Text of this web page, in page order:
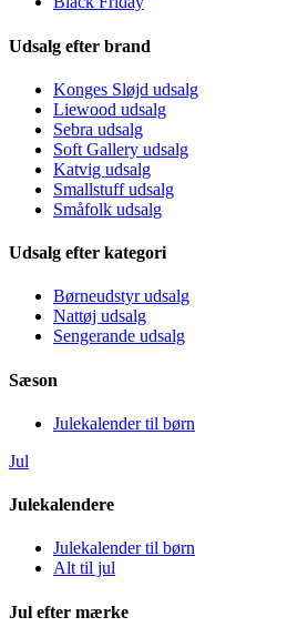
Udsalg efter brand
Konges Sløjd udsalg
Liewood udsalg
Sebra udsalg
Soft Gallery udsalg
Katvig udsalg
Smallstuff udsalg
Småfolk udsalg
Udsalg efter kategori
Børneudstyr udsalg
Nattøj udsalg
Sengerande udsalg
Sæson
Julekalender til børn
Jul
Julekalendere
Julekalender til børn
Alt til jul
Jul efter mærke